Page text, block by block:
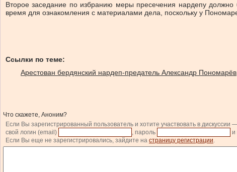
Второе заседание по избранию меры пресечения нардепу
время для ознакомления с материалами дела, поскольку у
Ссылки по теме:
Арестован бердянский нардеп-предатель Александр
Что скажете, Аноним?
Если Вы зарегистрированный пользователь и хотите участвовать в дискуссии
свой логин (email)
, пароль и
Если Вы еще не зарегистрировались, зайдите на страницу регистрации.